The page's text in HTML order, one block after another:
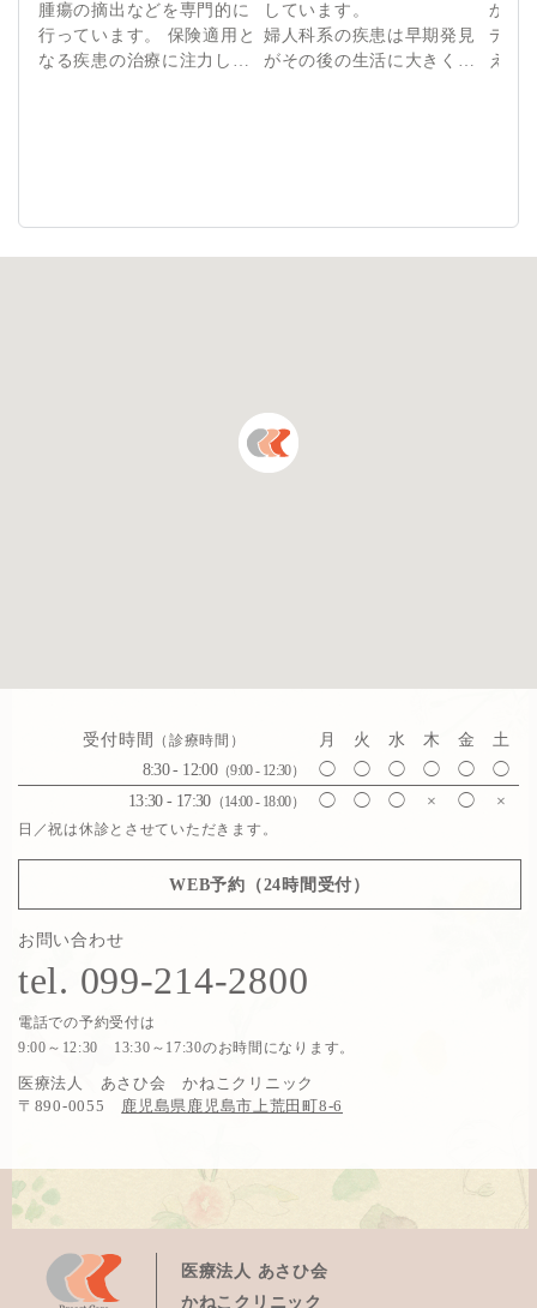
腫瘍の摘出などを専門的に
行っています。 保険適用と
なる疾患の治療に注力して
り、原則日帰りでの対応が
す。 メスや炭酸ガスレーザ
ーを用いた施術など、お悩
みに合わせた幅広いアプロ
しています。
婦人科系の疾患は早期発見
がその後の生活に大きく影
ピルを用いた月経コントロ
て、誠実に診療に当たりま
す。
ご不明点がございました
かね
デリ
える
疾患
受付時間 （診療時間） 月 火 水 木 金
土
8:30 - 12:00（9:00 - 12:30） ◯ ◯ ◯ ◯ ◯
◯
13:30 - 17:30（14:00 - 18:00） ◯ ◯ ◯ × ◯ ×
日／祝は休診とさせていただきます。
WEB予約（24時間受付）
お問い合わせ
tel. 099-214-2800
電話での予約受付は
9:00～12:30 13:30～17:30のお時間になります。
医療法人 あさひ会 かねこクリニック
〒890-0055 鹿児島県鹿児島市上荒田町8-6
医療法人 あさひ会
かねこクリニック